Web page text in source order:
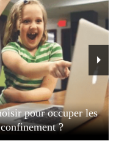
pour occuper les
?